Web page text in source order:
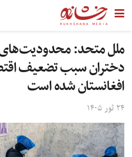
ملل متحد: محدودیت‌های
دختران سبب تضعیف
افغانستان شده است
۲۴ ثور ۱۴۰۵